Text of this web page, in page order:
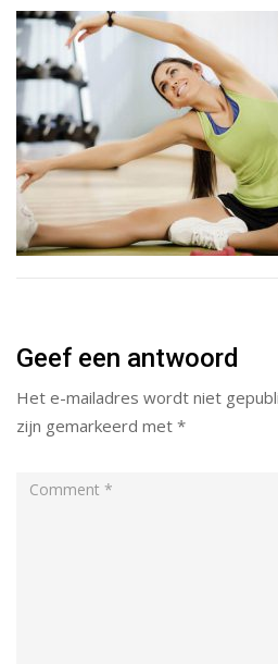
Geef een antwoord
Het e-mailadres wordt niet
zijn gemarkeerd met *